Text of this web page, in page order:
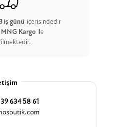
iş günü içerisindedir
Kargo ile
634 58 61